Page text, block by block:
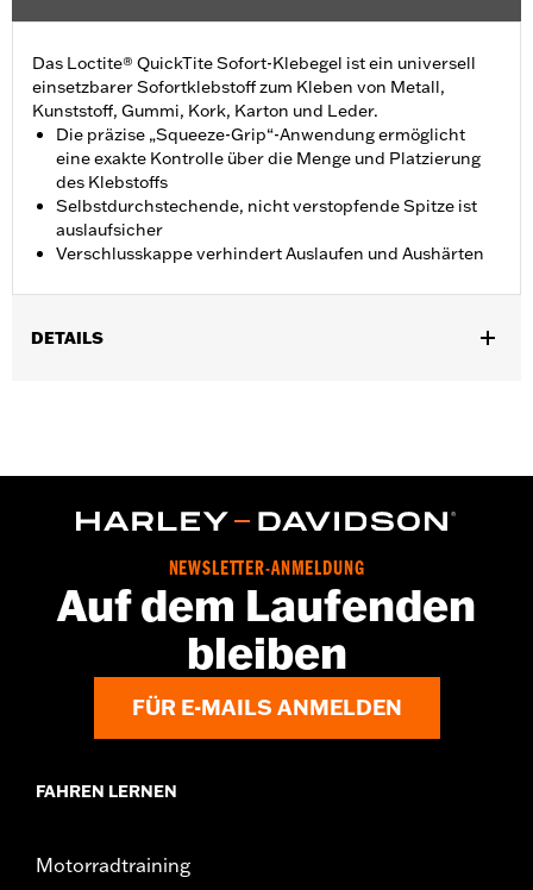
Das Loctite® QuickTite Sofort-Klebegel ist ein universell
einsetzbarer Sofortklebstoff zum Kleben von Metall,
Kunststoff, Gummi, Kork, Karton und Leder.
Die präzise „Squeeze-Grip“-Anwendung ermöglicht
eine exakte Kontrolle über die Menge und Platzierung
des Klebstoffs
Selbstdurchstechende, nicht verstopfende Spitze ist
auslaufsicher
Verschlusskappe verhindert Auslaufen und Aushärten
DETAILS
NEWSLETTER-ANMELDUNG
Auf dem Laufenden
bleiben
FÜR E-MAILS ANMELDEN
FAHREN LERNEN
Motorradtraining